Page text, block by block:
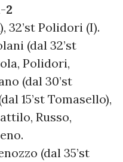
-2
32’st Polidori (I).
(dal 32’st
Polidori,
(dal 30’st
15’st Tomasello),
Russo,
(dal 35’st